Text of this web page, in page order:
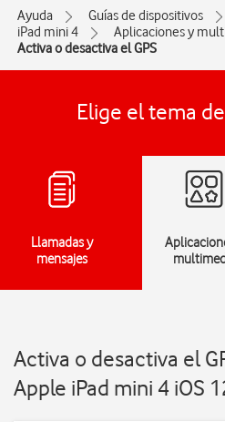
Ayuda Guías de dispositivos
iPad mini 4
Aplicaciones y
Activa o desactiva el GPS
Elige el tema
Llamadas y
mensajes
Activa o desactiva el
Apple iPad mini 4 iOS